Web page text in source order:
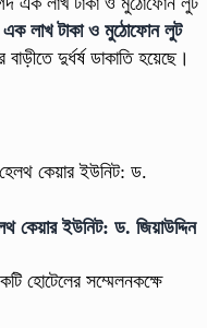
এক লাখ টাকা ও মুঠোফোন লুট
দুর্ধর্ষ ডাকাতি হয়েছে।
কেয়ার ইউনিট: ড. জিয়াউদ্দিন
হোটেলের সম্মেলনকক্ষে